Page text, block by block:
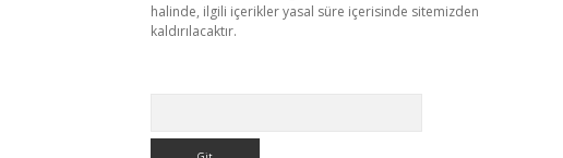
halinde, ilgili içerikler yasal süre içerisinde sitemizden
kaldırılacaktır.